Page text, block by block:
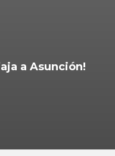
a Asunción!